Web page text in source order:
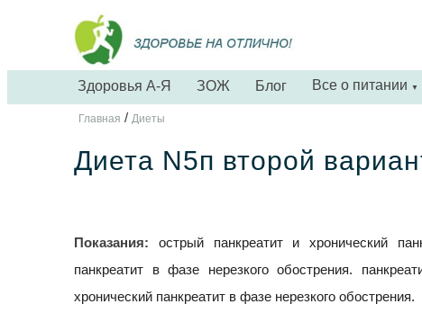
Здоровья А-Я ЗОЖ Блог Все о питании ▼
Главная / Диеты
Диета N5п второй
Показания: острый панкреатит и хронический
панкреатит в фазе нерезкого обострения.
хронический панкреатит в фазе нерезкого обострения.